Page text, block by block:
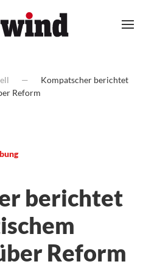
Kompatscher berichtet
Reform
berichtet
Reform